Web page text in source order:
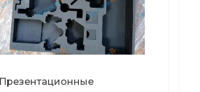
Презентационные